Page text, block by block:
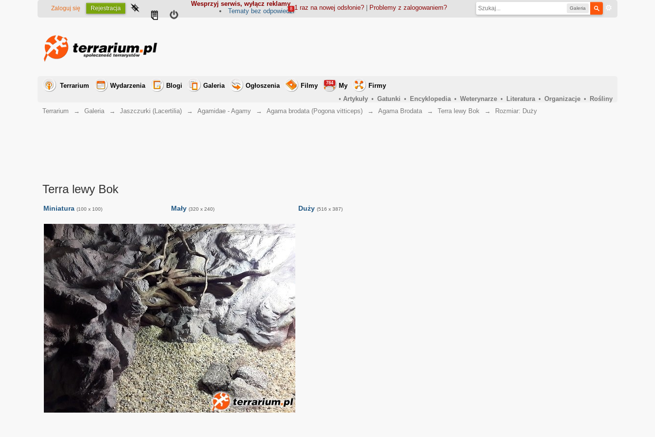
Wesprzyj serwis, wyłącz reklamy
Galeria
Zaloguj się Rejestracja 1 raz na nowej odsłonie?| Problemy z zalogowaniem?
Tematy bez odpowiedzi
8
Terrarium Wydarzenia Blogi Galeria Ogłoszenia Filmy My
784
Firmy
• Artykuły • Gatunki • Encyklopedia • Weterynarze • Literatura • Organizacje •
Rośliny
Terrarium
→ Galeria → Jaszczurki (Lacertilia) → Agamidae - Agamy → Agama brodata (Pogona vitticeps) → Agama Brodata → Terra lewy Bok → Rozmiar: Duży
Terra lewy Bok
Miniatura (100 x 100) Mały (320 x 240) Duży (516 x 387)